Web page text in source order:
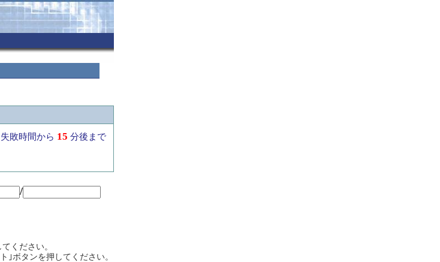
敗時間から 15 分後まで
/
ください。
｣ボタンを押してください。